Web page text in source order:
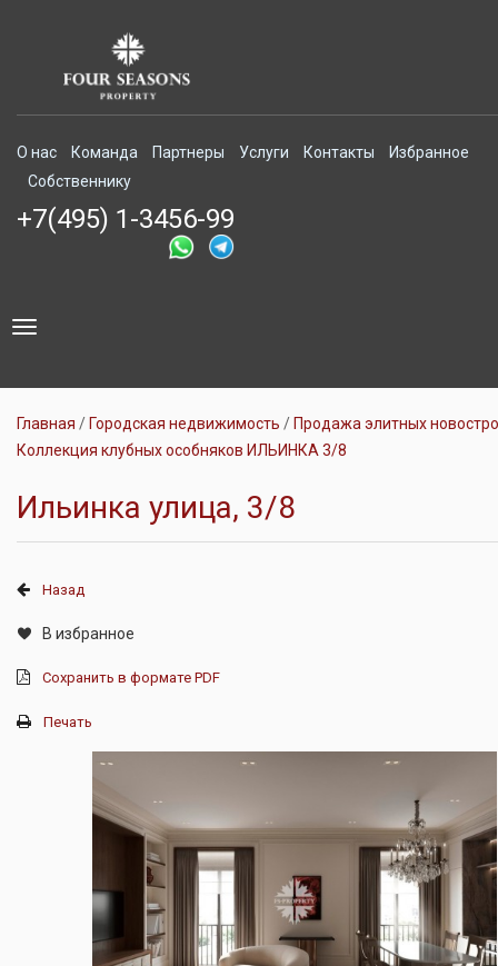
О нас Команда Партнеры Услуги Контакты
Избранное
Собственнику
+7(495) 1-3456-99
Toggle
Главная Городская недвижимость
Продажа элитных
Коллекция клубных особняков ИЛЬИНКА 3/8
Ильинка улица, 3/8
Назад
В избранное
Сохранить в формате PDF
Печать